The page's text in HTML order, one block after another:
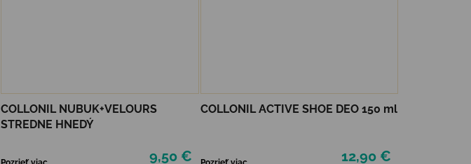
COLLONIL NUBUK+VELOURS
STREDNE HNEDÝ
9,50 €
COLLONIL ACTIVE SHOE DEO 150 ml
12,90 €